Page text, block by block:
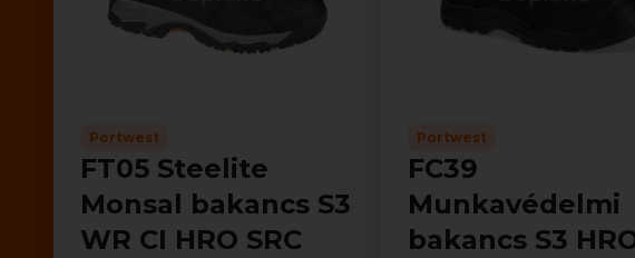
Portwest
FT05 Steelite
Monsal bakancs S3
WR CI HRO SRC
Portwest
FC39
Munkavédelmi
bakancs S3